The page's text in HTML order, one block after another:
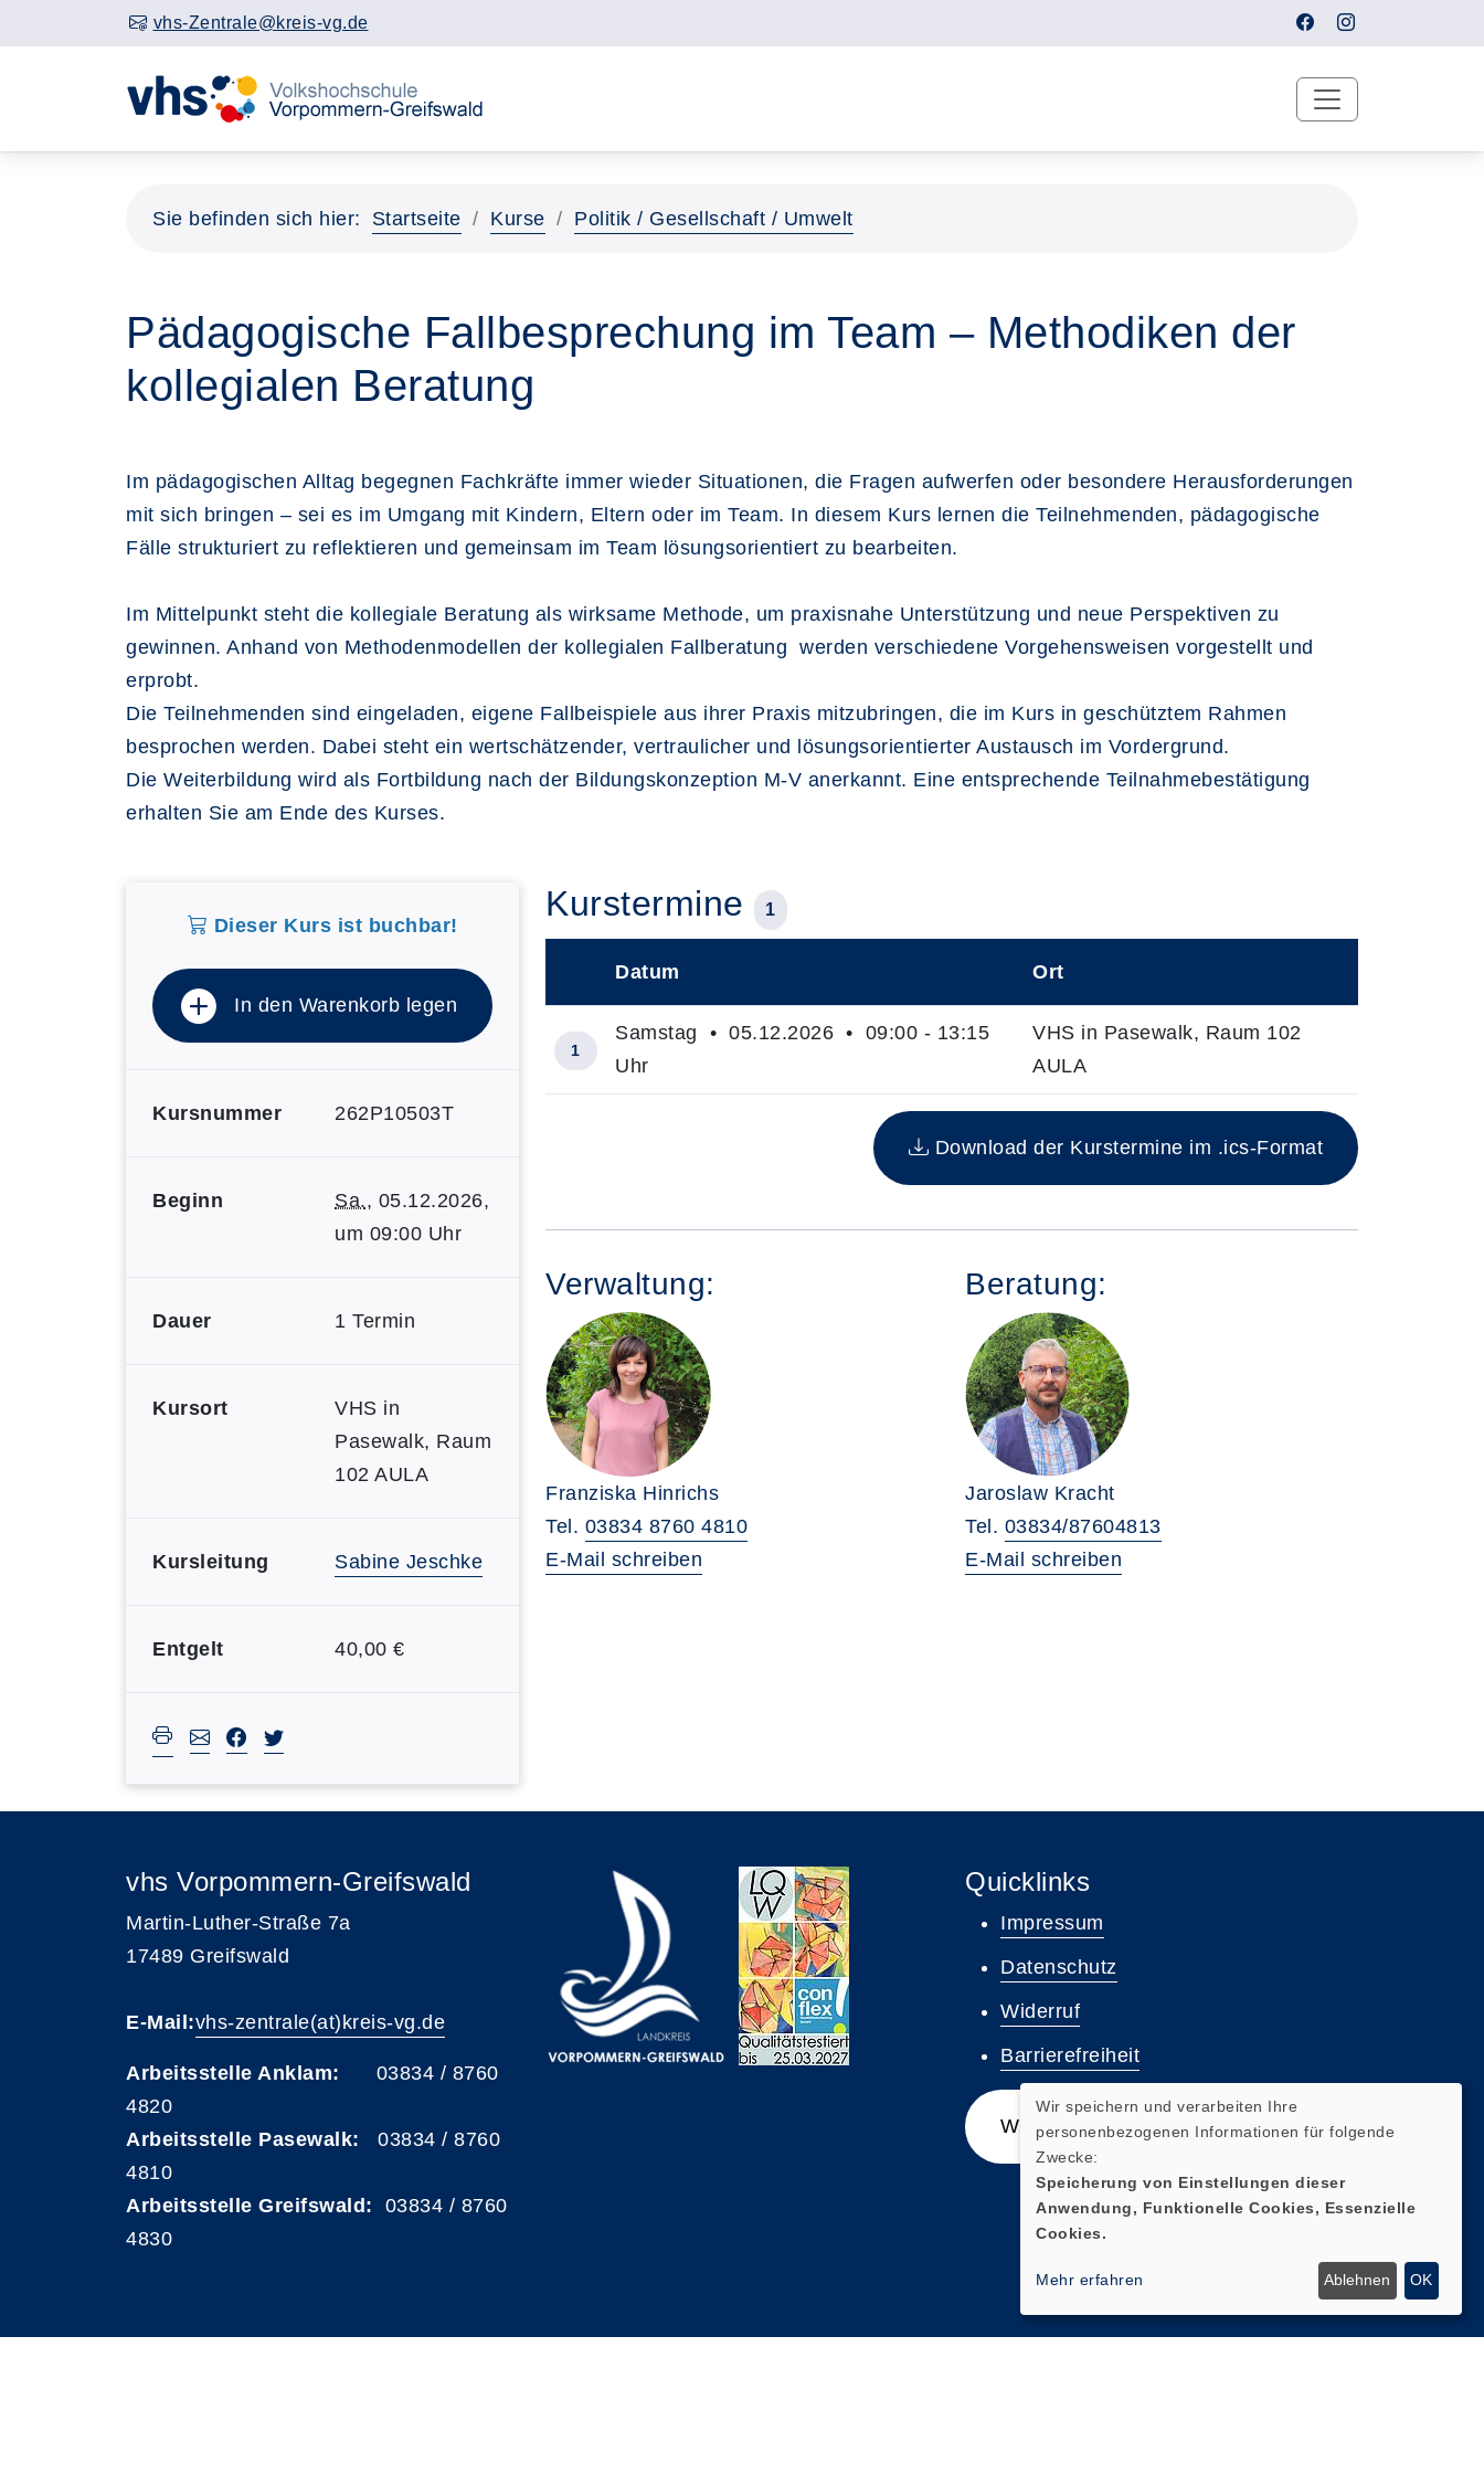
vhs-Zentrale@kreis-vg.de
Sie befinden sich hier: Startseite Kurse Politik / Gesellschaft / Umwelt
Pädagogische Fallbesprechung im Team – Methodiken der
kollegialen Beratung
Im pädagogischen Alltag begegnen Fachkräfte immer wieder Situationen, die Fragen aufwerfen oder besondere Herausforderungen
mit sich bringen – sei es im Umgang mit Kindern, Eltern oder im Team. In diesem Kurs lernen die Teilnehmenden, pädagogische
Fälle strukturiert zu reflektieren und gemeinsam im Team lösungsorientiert zu bearbeiten.
Im Mittelpunkt steht die kollegiale Beratung als wirksame Methode, um praxisnahe Unterstützung und neue Perspektiven zu
gewinnen. Anhand von Methodenmodellen der kollegialen Fallberatung werden verschiedene Vorgehensweisen vorgestellt und
erprobt.
Die Teilnehmenden sind eingeladen, eigene Fallbeispiele aus ihrer Praxis mitzubringen, die im Kurs in geschütztem Rahmen
besprochen werden. Dabei steht ein wertschätzender, vertraulicher und lösungsorientierter Austausch im Vordergrund.
Die Weiterbildung wird als Fortbildung nach der Bildungskonzeption M-V anerkannt. Eine entsprechende Teilnahmebestätigung
erhalten Sie am Ende des Kurses.
Dieser Kurs ist buchbar!
In den Warenkorb legen
Kursnummer 262P10503T
Beginn Sa., 05.12.2026,
um 09:00 Uhr
Dauer 1 Termin
Kursort
VHS in
Pasewalk, Raum
102 AULA
Kursleitung Sabine Jeschke
Entgelt 40,00 €
Kurstermine 1
Insgesamt gibt es 1 Termine zum diesen Kurs
Datum Ort
1
Samstag • 05.12.2026 • 09:00 - 13:15
Uhr
VHS in Pasewalk, Raum 102
AULA
Download der Kurstermine im .ics-Format
Verwaltung:
Franziska Hinrichs
Tel. 03834 8760 4810
E-Mail schreiben
Beratung:
Jaroslaw Kracht
Tel. 03834/87604813
E-Mail schreiben
vhs Vorpommern-Greifswald
Martin-Luther-Straße 7a
17489 Greifswald
E-Mail:vhs-zentrale(at)kreis-vg.de
Arbeitsstelle Anklam: 03834 / 8760
4820
Arbeitsstelle Pasewalk: 03834 / 8760
4810
Arbeitsstelle Greifswald: 03834 / 8760
4830
Quicklinks
Impressum
Datenschutz
Widerruf
Barrierefreiheit
Widerrufsformular
Wir speichern und verarbeiten Ihre
personenbezogenen Informationen für folgende
Zwecke:
Speicherung von Einstellungen dieser
Anwendung, Funktionelle Cookies, Essenzielle
Cookies.
Mehr erfahren Ablehnen OK